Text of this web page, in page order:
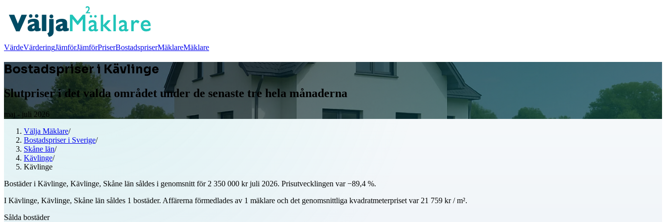
VärdeVärderingJämförJämförPriserBostadspriserMäklareMäklare
Bostadspriser i Kävlinge
Slutpriser i det valda området under de senaste tre hela månaderna
maj - juli 2026
Välja Mäklare/
Bostadspriser i Sverige/
Skåne län/
Kävlinge/
Kävlinge
Bostäder i Kävlinge, Kävlinge, Skåne län såldes i genomsnitt för 2 350 000 kr juli 2026. Prisutvecklingen var −89,4 %.
I Kävlinge, Kävlinge, Skåne län såldes 1 bostäder. Affärerna förmedlades av 1 mäklare och det genomsnittliga kvadratmeterpriset var 21 759 kr / m².
Sålda bostäder